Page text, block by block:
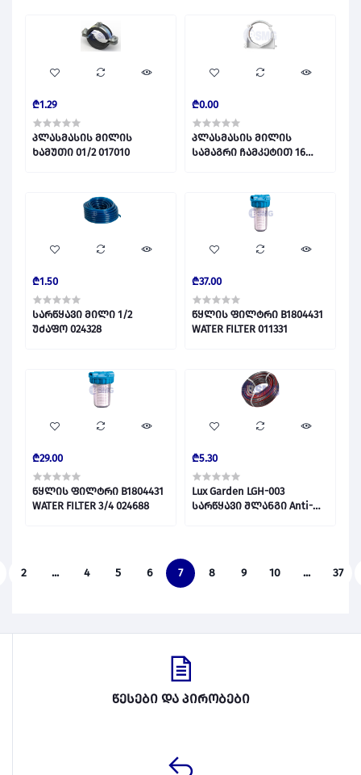
₾1.29
პლასმასის მილის
ხამუთი 01/2 017010
₾0.00
პლასმასის მილის
სამაგრი ჩამკეტით 16
₾1.50
სარწყავი მილი 1/2
უძაფო 024328
₾37.00
წყლის ფილტრი B1804431
WATER FILTER 011331
₾29.00
წყლის ფილტრი B1804431
WATER FILTER 3/4 024688
₾5.30
Lux Garden LGH-003
სარწყავი შლანგი Anti-
2 ... 4 5 6 7 8 9 10 ... 37
წესები და პირობები